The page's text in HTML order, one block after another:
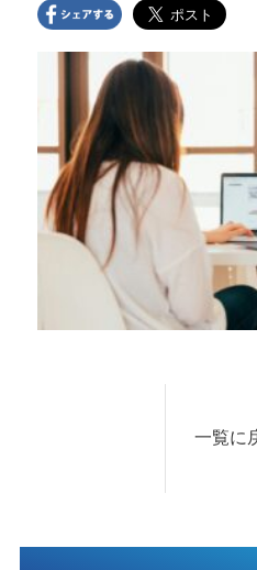
一覧に